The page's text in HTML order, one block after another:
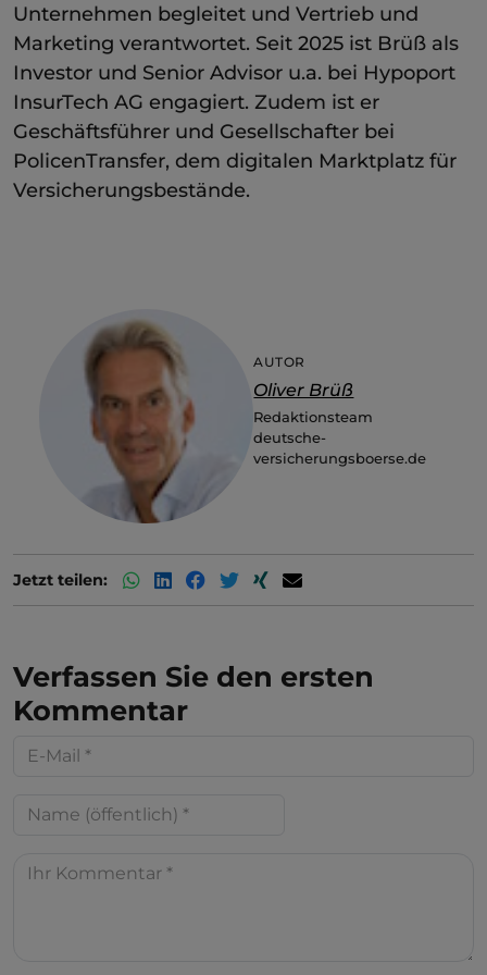
Unternehmen begleitet und Vertrieb und
Marketing verantwortet. Seit 2025 ist Brüß als
Investor und Senior Advisor u.a. bei Hypoport
InsurTech AG engagiert. Zudem ist er
Geschäftsführer und Gesellschafter bei
PolicenTransfer, dem digitalen Marktplatz für
Versicherungsbestände.
AUTOR
Oliver Brüß
Redaktionsteam
deutsche-
versicherungsboerse.de
Jetzt teilen:
Verfassen Sie den ersten
Kommentar